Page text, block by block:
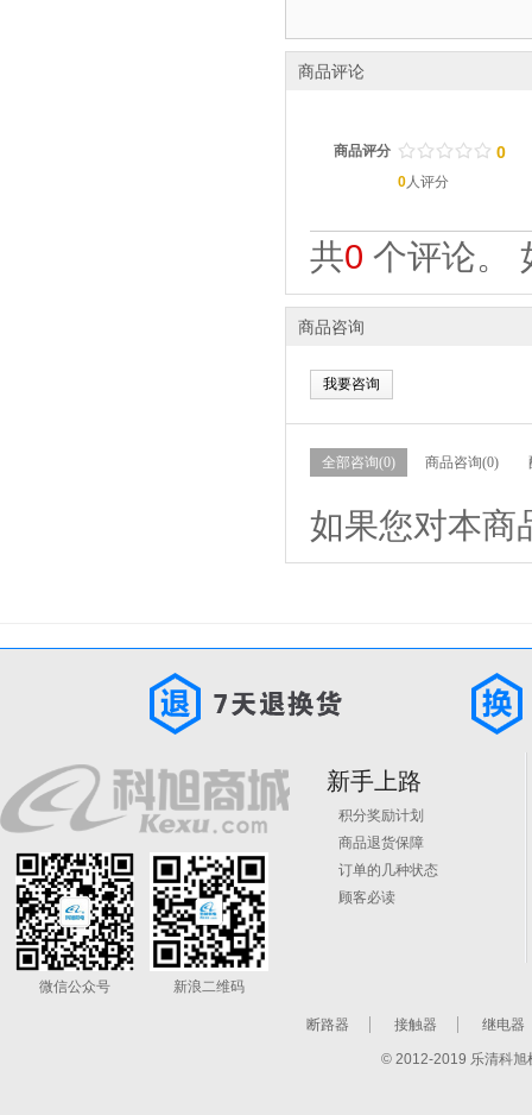
商品评论
商品评分 / / / / /
. . . . . 0
0人评分
共0 个评论。
商品咨询
我要咨询
全部咨询(0) 商品咨询(0)
如果您对本商
微信公众号 新浪二维码
新手上路
积分奖励计划
商品退货保障
订单的几种状态
顾客必读
断路器 接触器 继电器
© 2012-2019 乐清科旭